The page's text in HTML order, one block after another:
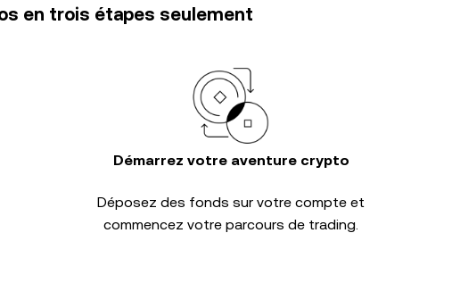
en trois étapes seulement
Démarrez votre aventure crypto
Déposez des fonds sur votre compte et
commencez votre parcours de trading.